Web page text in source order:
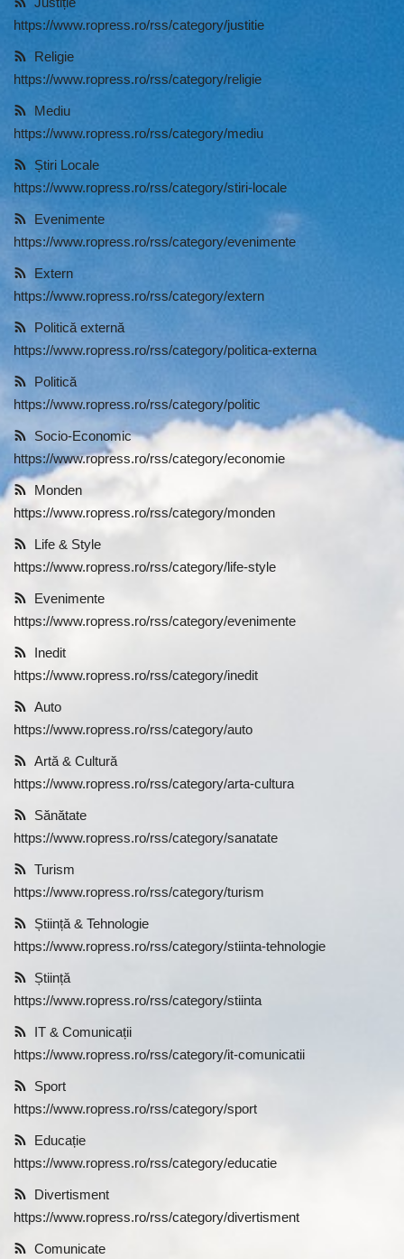
Artă & Cultură
Sănătate
Turism
https://www.ropress.ro/rss/category/justitie
Religie
https://www.ropress.ro/rss/category/religie
Mediu
https://www.ropress.ro/rss/category/mediu
Știri Locale
https://www.ropress.ro/rss/category/stiri-locale
Evenimente
https://www.ropress.ro/rss/category/evenimente
Extern
https://www.ropress.ro/rss/category/extern
Politică externă
https://www.ropress.ro/rss/category/politica-externa
Politică
https://www.ropress.ro/rss/category/politic
Socio-Economic
https://www.ropress.ro/rss/category/economie
Monden
https://www.ropress.ro/rss/category/monden
Life & Style
https://www.ropress.ro/rss/category/life-style
Evenimente
https://www.ropress.ro/rss/category/evenimente
Inedit
https://www.ropress.ro/rss/category/inedit
Auto
https://www.ropress.ro/rss/category/auto
Artă & Cultură
https://www.ropress.ro/rss/category/arta-cultura
Sănătate
https://www.ropress.ro/rss/category/sanatate
Turism
https://www.ropress.ro/rss/category/turism
Știință & Tehnologie
https://www.ropress.ro/rss/category/stiinta-tehnologie
Știință
https://www.ropress.ro/rss/category/stiinta
IT & Comunicații
https://www.ropress.ro/rss/category/it-comunicatii
Sport
https://www.ropress.ro/rss/category/sport
Educație
https://www.ropress.ro/rss/category/educatie
Divertisment
https://www.ropress.ro/rss/category/divertisment
Comunicate